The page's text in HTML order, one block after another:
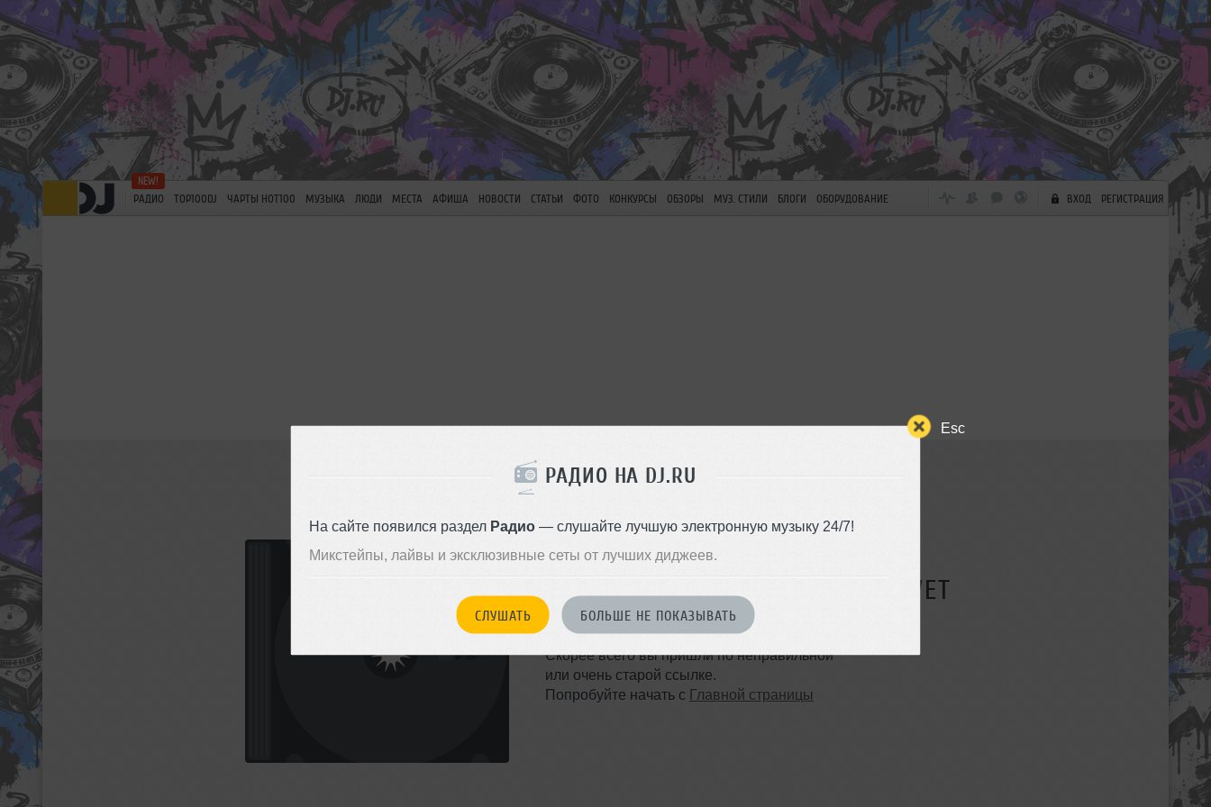
Esc
РАДИО НА DJ.RU
На сайте появился раздел Радио— слушайте лучшую электронную музыку 24/7!
Микстейпы, лайвы и эксклюзивные сеты от лучших диджеев.
СЛУШАТЬ БОЛЬШЕ НЕ ПОКАЗЫВАТЬ
РАДИО TOP100DJ ЧАРТЫ HOT100 МУЗЫКА ЛЮДИ МЕСТА АФИША НОВОСТИ СТАТЬИ ФОТО КОНКУРСЫ ОБЗОРЫ МУЗ. СТИЛИ БЛОГИ ОБОРУДОВАНИЕ ВХОД РЕГИСТРАЦИЯ
ТАКОЙ СТРАНИЦЫ НЕ СУЩЕСТВУЕТ
Ошибка 404
Скорее всего вы пришли по неправильной
или очень старой ссылке.
Попробуйте начать с Главной страницы